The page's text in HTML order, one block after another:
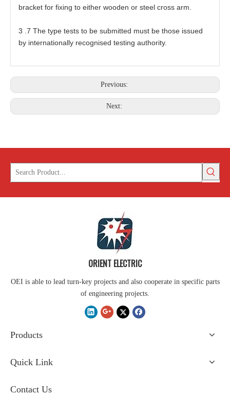
bracket for fixing to either wooden or steel cross arm.
3 .7 The type tests to be submitted must be those issued
by internationally recognised testing authority.
Previous:
Next:
ORIENT ELECTRIC
OEI is able to lead turn-key projects and also cooperate in specific parts
of engineering projects.
Products
Quick Link
Contact Us